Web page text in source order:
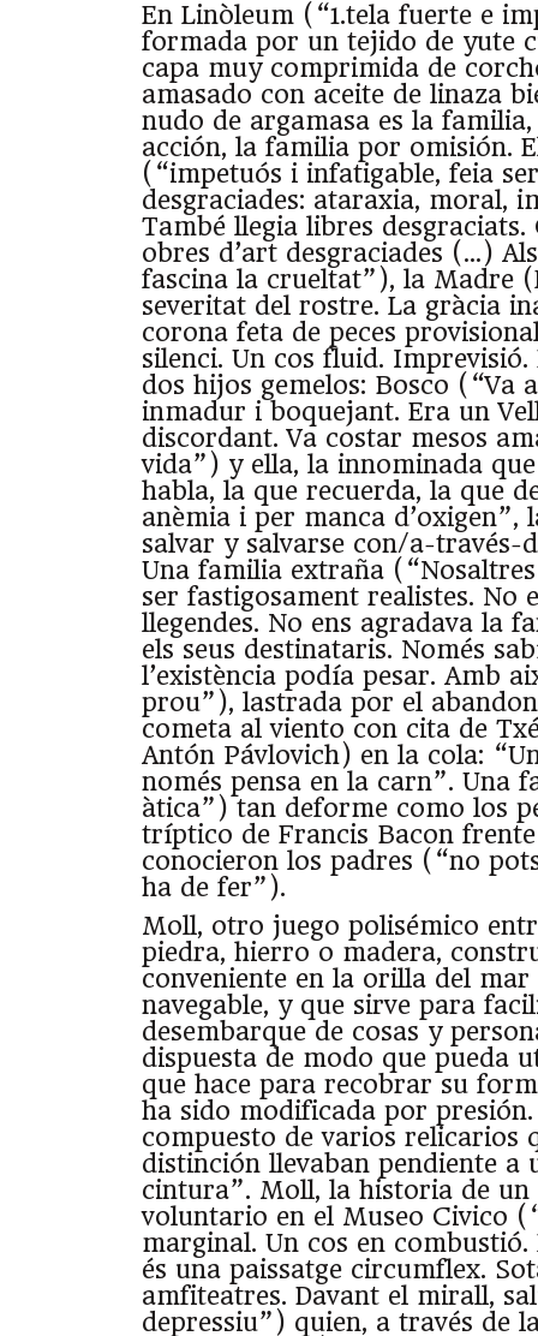
En Linòleum (“1.tela fuerte e
formada por un tejido de yute
capa muy comprimida de
amasado con aceite de linaza
nudo de argamasa es la
acción, la familia por omisión.
(“impetuós i infatigable, feia
desgraciades: ataraxia, moral,
També llegia libres desgraciats.
obres d’art desgraciades (…)
fascina la crueltat”), la Madre
severitat del rostre. La gràcia
corona feta de peces
silenci. Un cos fluid. Imprevisió.
dos hijos gemelos: Bosco (“Va
inmadur i boquejant. Era un
discordant. Va costar mesos
vida”) y ella, la innominada
habla, la que recuerda, la que
anèmia i per manca d’oxigen”,
salvar y salvarse con/a-través-
Una familia extraña
ser fastigosament realistes. No
llegendes. No ens agradava la
els seus destinataris. Només
l’existència podía pesar. Amb
prou”), lastrada por el
cometa al viento con cita de
Antón Pávlovich) en la cola:
només pensa en la carn”. Una
àtica”) tan deforme como los
tríptico de Francis Bacon frente
conocieron los padres (“no
ha de fer”).
Moll, otro juego polisémico
piedra, hierro o madera,
conveniente en la orilla del
navegable, y que sirve para
desembarque de cosas y
dispuesta de modo que pueda
que hace para recobrar su
ha sido modificada por
compuesto de varios relicarios
distinción llevaban pendiente a
cintura”. Moll, la historia de
voluntario en el Museo Civico
marginal. Un cos en combustió.
és una paissatge circumflex.
amfiteatres. Davant el mirall,
depressiu”) quien, a través de